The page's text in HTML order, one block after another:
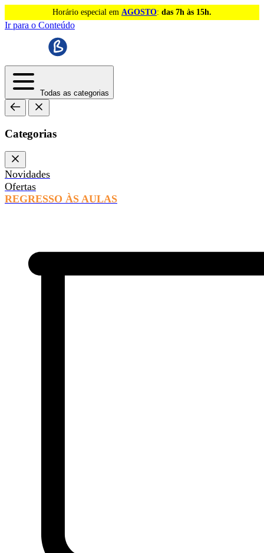
Horário especial em AGOSTO: das 7h às 15h.
Ir para o Conteúdo
Todas as categorias
Categorias
Novidades
Ofertas
REGRESSO ÀS AULAS